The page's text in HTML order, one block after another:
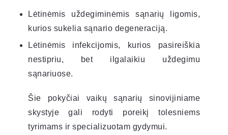
Lėtinėmis uždegiminėmis sąnarių ligomis,
kurios sukelia sąnario degeneraciją.
Lėtinėmis infekcijomis, kurios pasireiškia
nestipriu, bet ilgalaikiu uždegimu
sąnariuose.
Šie pokyčiai vaikų sąnarių sinovijiniame
skystyje gali rodyti poreikį tolesniems
tyrimams ir specializuotam gydymui.